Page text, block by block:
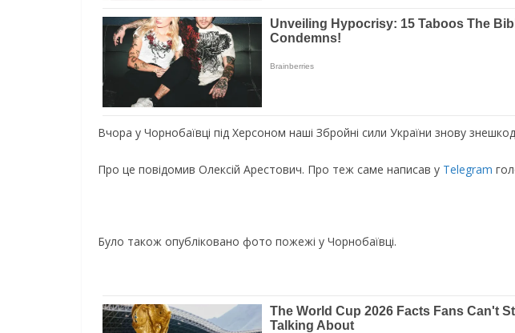
Вчора у Чорнобаївці під Херсоном наші Збройні сили України знову
Про це повідомив Олексій Арестович. Про теж саме написав у Telegram
Було також опубліковано фото пожежі у Чорнобаївці.